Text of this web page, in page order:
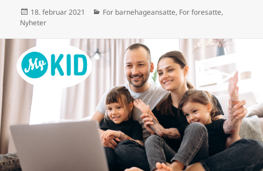
Publisert
18. februar 2021 Kategorier
For barnehageansatte, For foresatte,
Nyheter